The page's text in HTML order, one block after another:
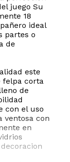
juego Su
18
ideal
partes o
de
este
felpa corta
de
con el uso
ventosa con
en